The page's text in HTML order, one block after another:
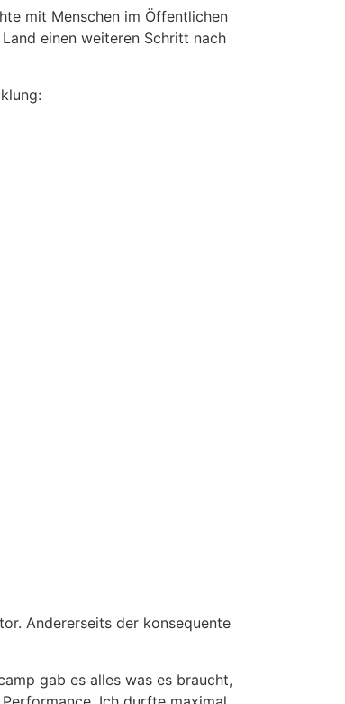
mit Menschen im Öffentlichen
einen weiteren Schritt nach
Andererseits der konsequente
gab es alles was es braucht,